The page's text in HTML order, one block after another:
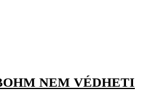
NEM VÉDHETI